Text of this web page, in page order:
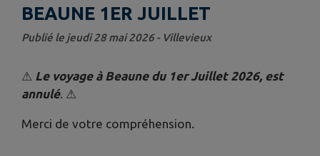
BEAUNE 1ER JUILLET
Publié le jeudi 28 mai 2026 - Villevieux
⚠ Le voyage à Beaune du 1er Juillet 2026, est
annulé. ⚠
Merci de votre compréhension.